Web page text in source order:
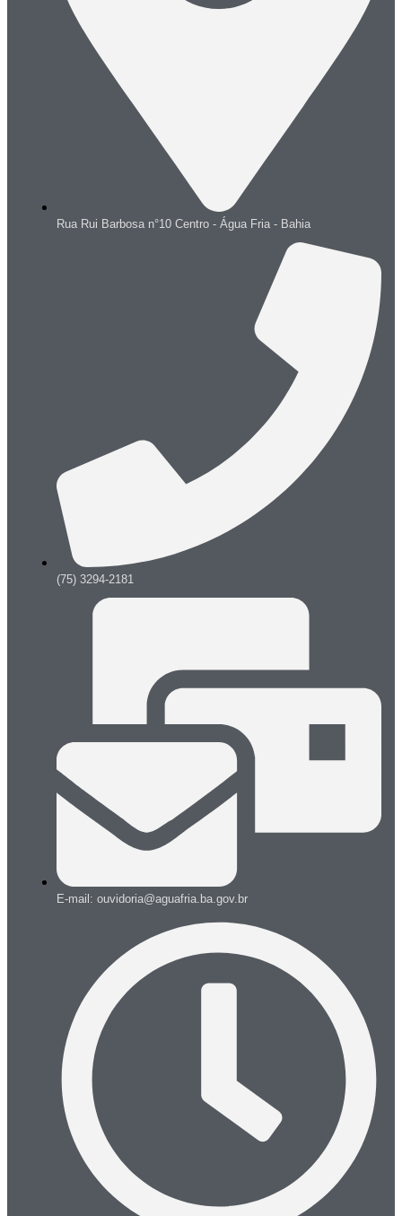
Rua Rui Barbosa n°10 Centro - Água Fria - Bahia
(75) 3294-2181
E-mail: ouvidoria@aguafria.ba.gov.br